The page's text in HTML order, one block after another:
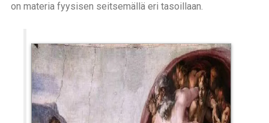
on materia fyysisen seitsemällä eri tasoillaan.